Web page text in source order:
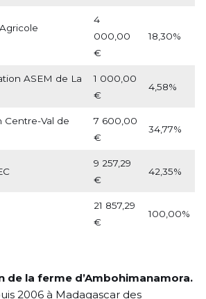
4
000,00
€
18,30%
ASEM de La
1 000,00
€
4,58%
Centre-Val de
7 600,00
€
34,77%
9 257,29
€
42,35%
21 857,29
€
100,00%
de la ferme d’Ambohimanamora.
2006 à Madagascar des